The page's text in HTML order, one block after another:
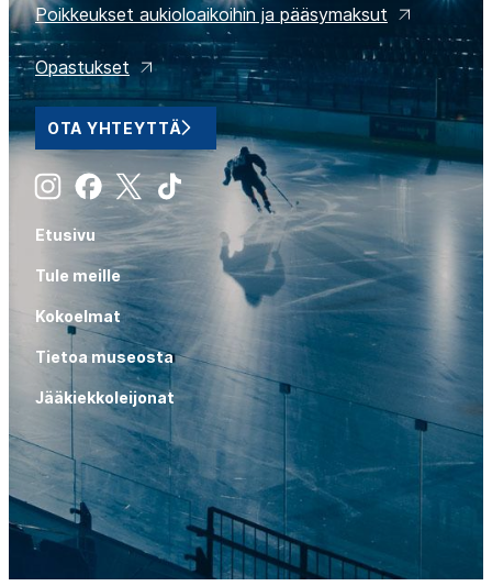
Poikkeukset aukioloaikoihin ja pääsymaksut
Opastukset
OTA YHTEYTTÄ
InstagramFacebook
X Tiktok
Etusivu
Tule meille
Kokoelmat
Tietoa museosta
Jääkiekkoleijonat